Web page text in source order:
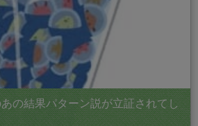
の結果パターン説が立証されてし